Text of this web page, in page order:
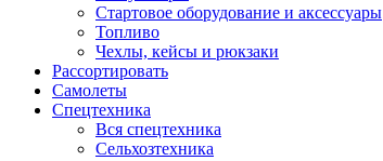
Стартовое оборудование и аксессуары
Топливо
Чехлы, кейсы и рюкзаки
Рассортировать
Самолеты
Спецтехника
Вся спецтехника
Сельхозтехника